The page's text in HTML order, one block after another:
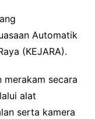
Automatik
(KEJARA).
merakam secara
alat
serta kamera